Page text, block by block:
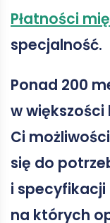
Płatności
specjalność.
Ponad 200
w
Ci
się do
i specyfikacji
na których